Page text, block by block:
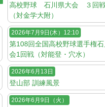
高校野球 石川県大会 ３回
（対金学大附）
2026年7月9日(木）12:10
第108回全国高校野球選手権
会1回戦（対能登・穴水）
2026年6月13日
登山部 訓練風景
2026年6月9日（火）